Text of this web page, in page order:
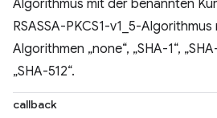
Algorithmus mit der benannten
RSASSA-PKCS1-v1_5-
Algorithmen „none“, „SHA-1“,
„SHA-512“.
callback